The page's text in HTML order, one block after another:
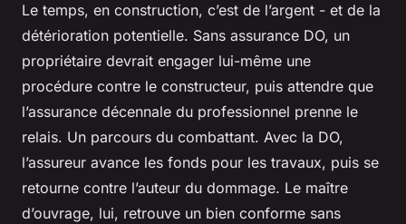
Le temps, en construction, c’est de l’argent - et de la
détérioration potentielle. Sans assurance DO, un
propriétaire devrait engager lui-même une
procédure contre le constructeur, puis attendre que
l’assurance décennale du professionnel prenne le
relais. Un parcours du combattant. Avec la DO,
l’assureur avance les fonds pour les travaux, puis se
retourne contre l’auteur du dommage. Le maître
d’ouvrage, lui, retrouve un bien conforme sans